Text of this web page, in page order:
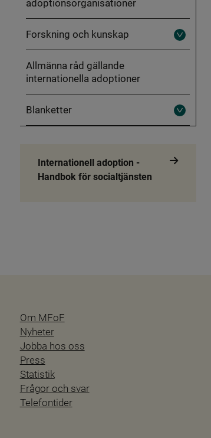
Forskning och kunskap
Fäll
ut
Allmänna råd gällande
internationella adoptioner
Blanketter
Fäll
ut
Internationell adoption -
Handbok för socialtjänsten
Om MFoF
Nyheter
Jobba hos oss
Press
Statistik
Frågor och svar
Telefontider